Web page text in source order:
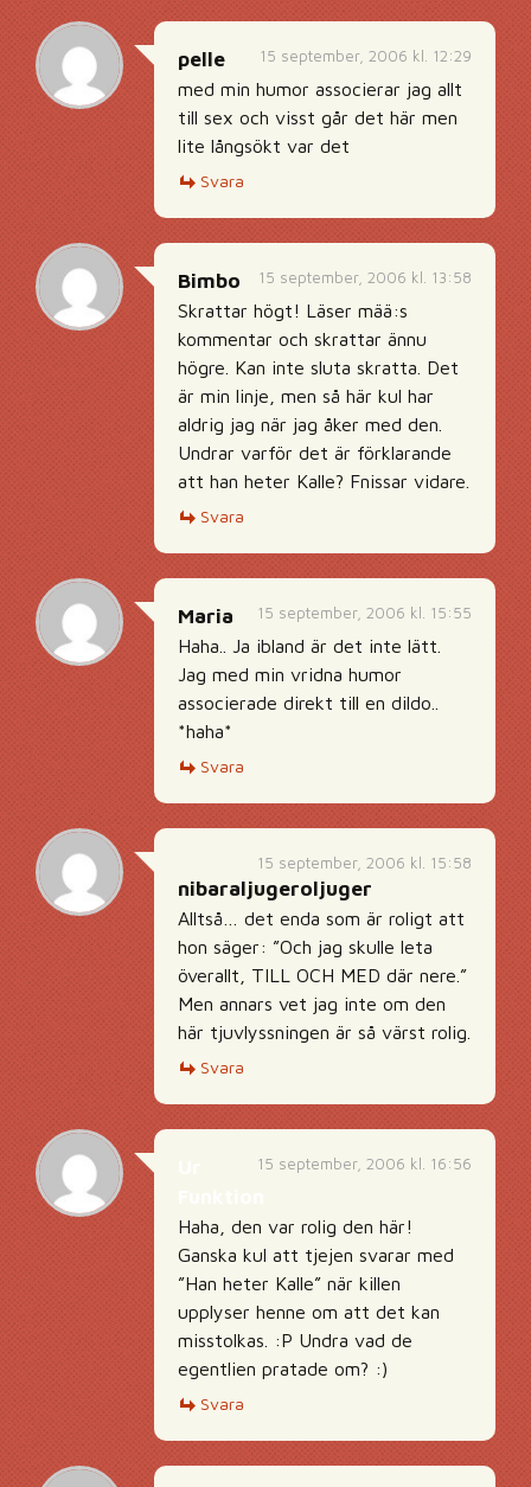
15 september, 2006 kl. 12:29
pelle
med min humor associerar jag allt
till sex och visst går det här men
lite långsökt var det
Svara
15 september, 2006 kl. 13:58
Bimbo
Skrattar högt! Läser mää:s
kommentar och skrattar ännu
högre. Kan inte sluta skratta. Det
är min linje, men så här kul har
aldrig jag när jag åker med den.
Undrar varför det är förklarande
att han heter Kalle? Fnissar vidare.
Svara
15 september, 2006 kl. 15:55
Maria
Haha.. Ja ibland är det inte lätt.
Jag med min vridna humor
associerade direkt till en dildo..
*haha*
Svara
15 september, 2006 kl. 15:58
nibaraljugeroljuger
Alltså… det enda som är roligt att
hon säger: ”Och jag skulle leta
överallt, TILL OCH MED där nere.”
Men annars vet jag inte om den
här tjuvlyssningen är så värst rolig.
Svara
15 september, 2006 kl. 16:56
Haha, den var rolig den här!
Ganska kul att tjejen svarar med
”Han heter Kalle” när killen
upplyser henne om att det kan
misstolkas. :P Undra vad de
egentlien pratade om? :)
Svara